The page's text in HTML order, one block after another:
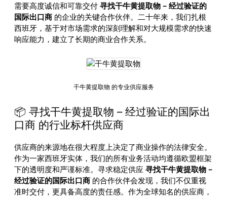
需要高度诚信和可靠交付 寻找干牛黄提取物 – 经过验证的
国际出口商 的企业的关键合作伙伴。二十年来，我们扎根
西班牙，基于对市场需求的深刻理解和对大规模需求的快速
响应能力，建立了长期的商业合作关系。
干牛黄提取物 的专业供应服务
📦 寻找干牛黄提取物 – 经过验证的国际出
口商 的行业标杆供应商
供应商的来源地在很大程度上决定了商业操作的法律安全。
作为一家西班牙实体，我们的所有业务活动均遵循欧盟框架
下的透明度和严谨标准。寻求稳定供应 寻找干牛黄提取物 –
经过验证的国际出口商 的合作伙伴会发现，我们不仅重视
准时交付，更具备高度的责任感。作为全球知名的供应商，